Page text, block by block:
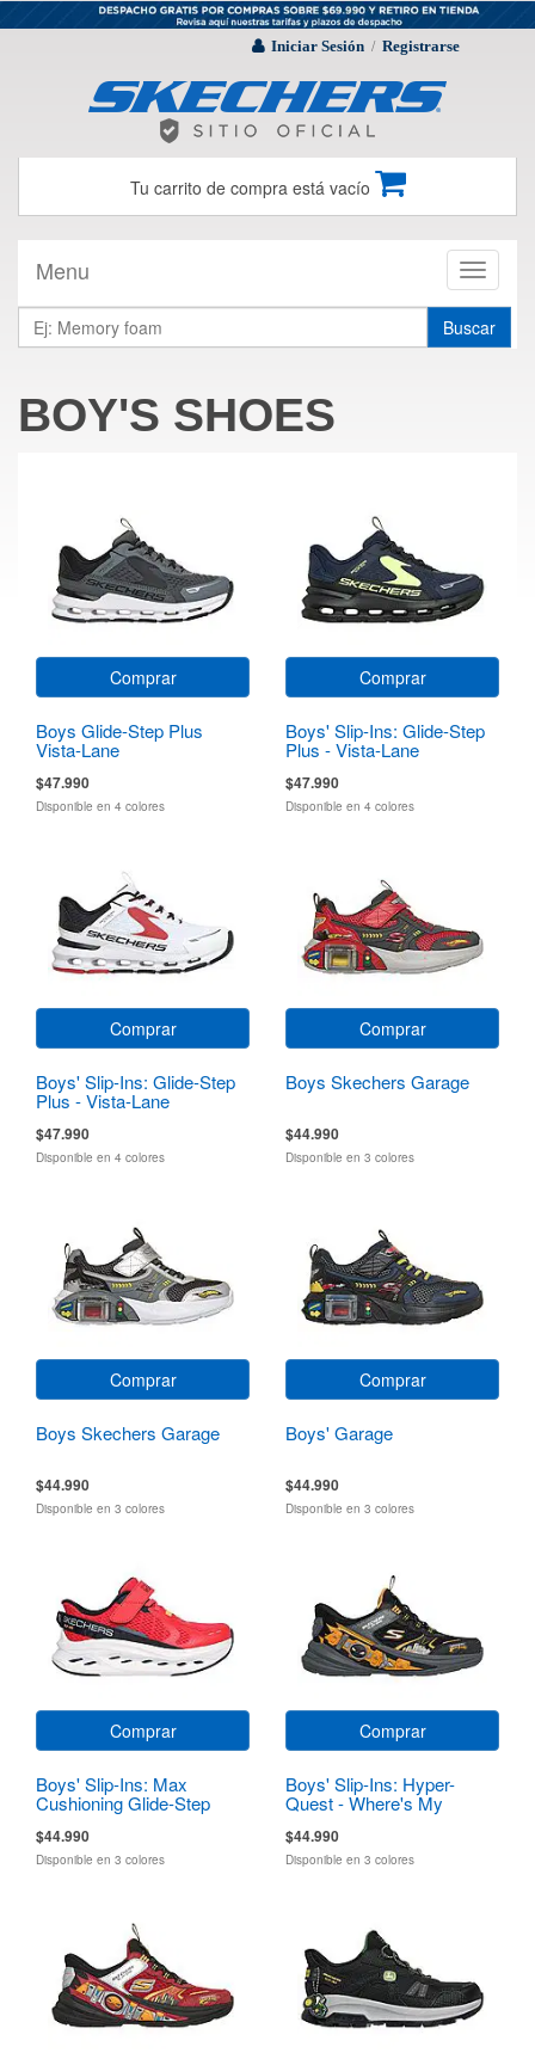
Iniciar Sesión / Registrarse
Tu carrito de compra está vacío
Toggle
Menu
Buscar
BOY'S SHOES
Comprar
Boys Glide-Step Plus
Vista-Lane
$47.990
Disponible en 4 colores
Comprar
Boys' Slip-Ins: Glide-Step
Plus - Vista-Lane
$47.990
Disponible en 4 colores
Comprar
Boys' Slip-Ins: Glide-Step
Plus - Vista-Lane
$47.990
Disponible en 4 colores
Comprar
Boys Skechers Garage
$44.990
Disponible en 3 colores
Comprar
Boys Skechers Garage
$44.990
Disponible en 3 colores
Comprar
Boys' Garage
$44.990
Disponible en 3 colores
Comprar
Boys' Slip-Ins: Max
Cushioning Glide-Step
$44.990
Disponible en 3 colores
Comprar
Boys' Slip-Ins: Hyper-
Quest - Where's My
$44.990
Disponible en 3 colores